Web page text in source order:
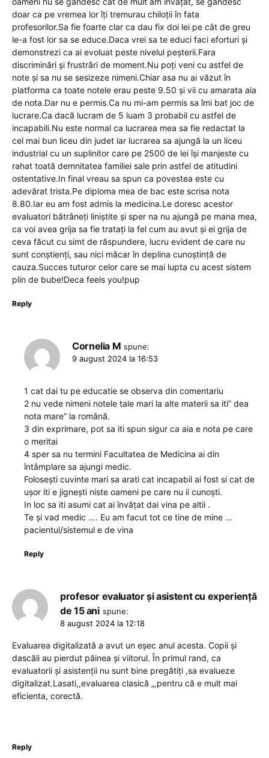
doar ca pe vremea lor îți tremurau chiloții în fata
profesorilor.Sa fie foarte clar ca dau fix doi lei pe cât de greu
le-a fost lor sa se educe.Daca vrei sa te educi faci eforturi și
demonstrezi ca ai evoluat peste nivelul peșterii.Fara
discriminări și frustrări de moment.Nu poți veni cu astfel de
note și sa nu se sesizeze nimeni.Chiar asa nu ai văzut în
platforma ca toate notele erau peste 9.50 și vii cu amarata aia
de nota.Dar nu e permis.Ca nu mi-am permis sa îmi bat joc de
lucrare.Ca dacă lucram de 5 luam 3 probabil cu astfel de
incapabili.Nu este normal ca lucrarea mea sa fie redactat la
cel mai bun liceu din judet iar lucrarea sa ajungă la un liceu
industrial cu un suplinitor care pe 2500 de lei își manjeste cu
rahat toată demnitatea familiei sale prin astfel de atitudini
ostentative.In final vreau sa spun ca povestea este cu
adevărat trista.Pe diploma mea de bac este scrisa nota
8.80.Iar eu am fost admis la medicina.Le doresc acestor
evaluatori bătrâneți liniștite și sper na nu ajungă pe mana mea,
ca voi avea grija sa fie tratați la fel cum au avut și ei grija de
ceva făcut cu simt de răspundere, lucru evident de care nu
sunt conștienți, sau nici măcar în deplina cunoștință de
cauza.Succes tuturor celor care se mai lupta cu acest sistem
plin de bube!Deca feels you!pup
Reply
Cornelia M spune:
9 august 2024 la 16:53
1 cat dai tu pe educatie se observa din comentariu
2 nu vede nimeni notele tale mari la alte materii sa iti” dea
nota mare” la română.
3 din exprimare, pot sa iti spun sigur ca aia e nota pe care
o meritai
4 sper sa nu termini Facultatea de Medicina ai din
întâmplare sa ajungi medic.
Folosești cuvinte mari sa arati cat incapabil ai fost si cat de
ușor iti e jignești niste oameni pe care nu ii cunoști.
In loc sa iti asumi cat ai învățat dai vina pe altii .
Te și vad medic …. Eu am facut tot ce tine de mine …
pacientul/sistemul e de vina
Reply
profesor evaluator și asistent cu experiență
de 15 ani spune:
8 august 2024 la 12:18
Evaluarea digitalizată a avut un eșec anul acesta. Copii și
dascăli au pierdut pâinea și viitorul. În primul rand, ca
evaluatorii și asistenții nu sunt bine pregătiți ,sa evalueze
digitalizat.Lasati,,evaluarea clasică „,pentru că e mult mai
eficienta, corectă.
Reply